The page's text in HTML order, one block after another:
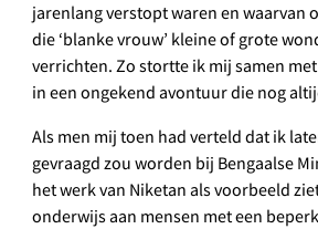
jarenlang verstopt waren en waarvan
die ‘blanke vrouw’ kleine of grote
verrichten. Zo stortte ik mij samen
in een ongekend avontuur die nog
Als men mij toen had verteld dat ik
gevraagd zou worden bij Bengaalse
het werk van Niketan als voorbeeld
onderwijs aan mensen met een